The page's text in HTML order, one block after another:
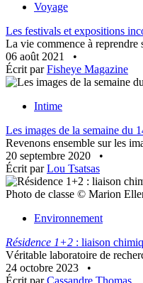
Voyage
Les festivals et expositions
La vie commence à reprendre
06 août 2021
•
Écrit parFisheye Magazine
Intime
Les images de la semaine du
Revenons ensemble sur les
20 septembre 2020
•
Écrit parLou Tsatsas
Photo de classe © Marion
Environnement
Résidence 1+2 : liaison
Véritable laboratoire de
24 octobre 2023
•